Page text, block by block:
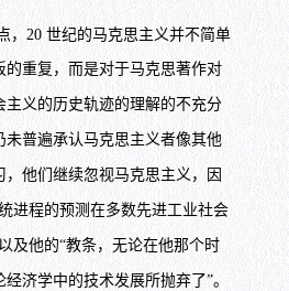
，20 世纪的马克思主义并不简单
的重复，而是对于马克思著作对
主义的历史轨迹的理解的不充分
未普遍承认马克思主义者像其他
他们继续忽视马克思主义，因
进程的预测在多数先进工业社会
及他的“教条，无论在他那个时
济学中的技术发展所抛弃了”。